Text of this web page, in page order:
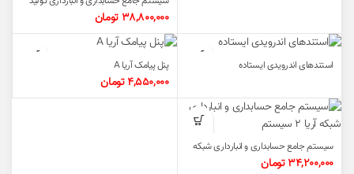
آریا
38,800,000 تومان
استندهای اندرویدی ایستاده پنل پیامک آریا A
4,550,000 تومان
سیستم جامع حسابداری و انبارداری شبکه
آریا ۲ سیستم
34,200,000 تومان